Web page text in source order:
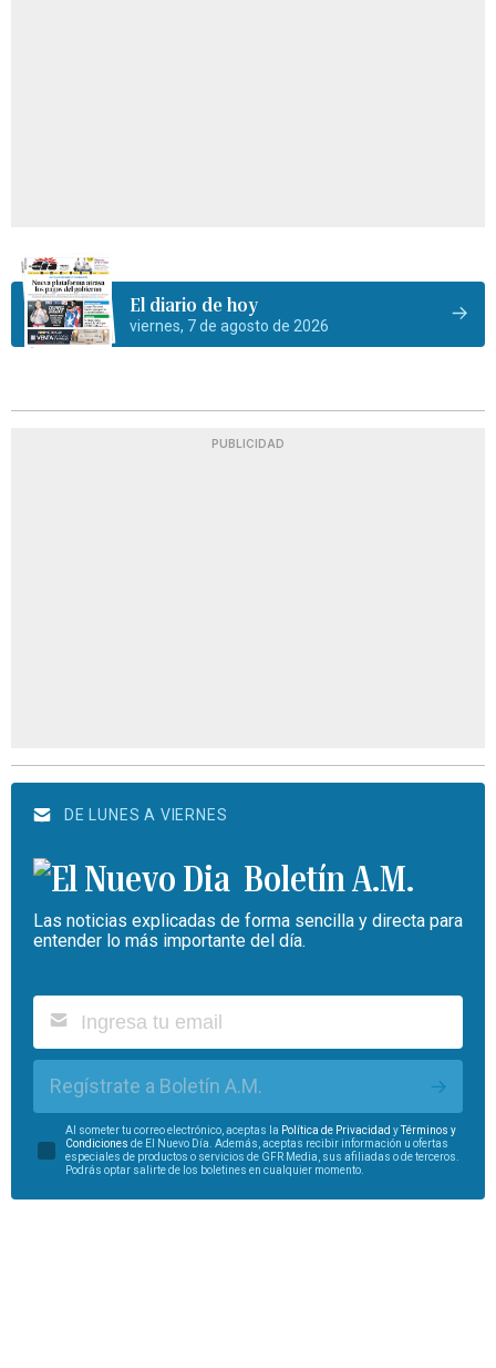
El diario de hoy
viernes, 7 de agosto de 2026
PUBLICIDAD
DE LUNES A VIERNES
Boletín A.M.
Las noticias explicadas de forma sencilla y directa para
entender lo más importante del día.
Regístrate a Boletín A.M.
Al someter tu correo electrónico, aceptas la Política de Privacidad yTérminos y
Condiciones de El Nuevo Día. Además, aceptas recibir información u ofertas
especiales de productos o servicios de GFR Media, sus afiliadas o de terceros.
Podrás optar salirte de los boletines en cualquier momento.